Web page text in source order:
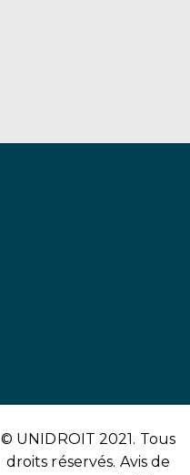
© UNIDROIT 2021. Tous
droits réservés. Avis de